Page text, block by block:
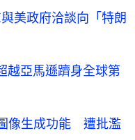
美政府洽談向「特朗
亞馬遜躋身全球第
像生成功能 遭批濫